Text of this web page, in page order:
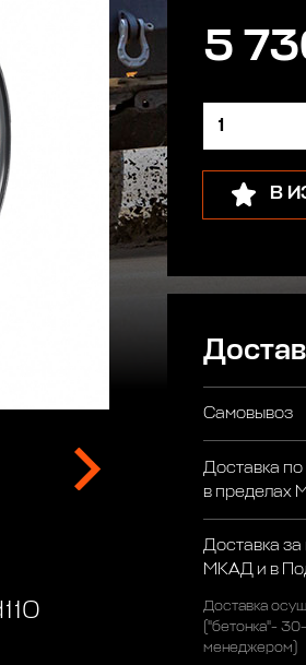
5
В
Самовывоз
Доставка
в пределах
Доставка
МКАД и в
Доставка
("бетонка"-
менеджером)